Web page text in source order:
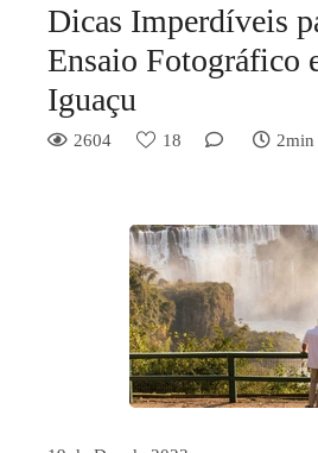
Dicas Imperdíveis
Ensaio Fotográfico
Iguaçu
2604 18 2min